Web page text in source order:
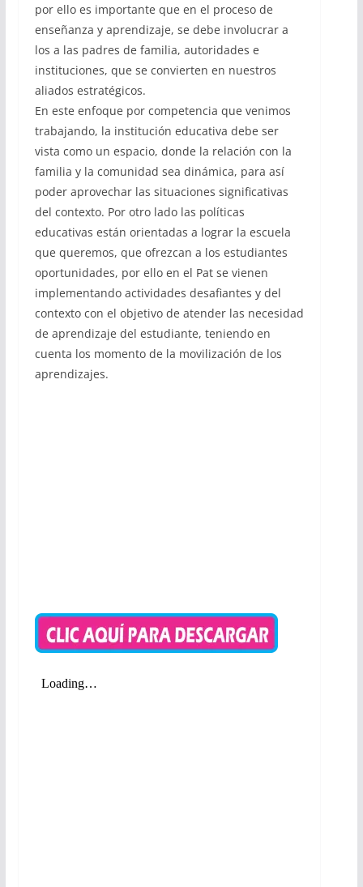
por ello es importante que en el proceso de
enseñanza y aprendizaje, se debe involucrar a
los a las padres de familia, autoridades e
instituciones, que se convierten en nuestros
aliados estratégicos.
En este enfoque por competencia que venimos
trabajando, la institución educativa debe ser
vista como un espacio, donde la relación con la
familia y la comunidad sea dinámica, para así
poder aprovechar las situaciones significativas
del contexto. Por otro lado las políticas
educativas están orientadas a lograr la escuela
que queremos, que ofrezcan a los estudiantes
oportunidades, por ello en el Pat se vienen
implementando actividades desafiantes y del
contexto con el objetivo de atender las necesidad
de aprendizaje del estudiante, teniendo en
cuenta los momento de la movilización de los
aprendizajes.